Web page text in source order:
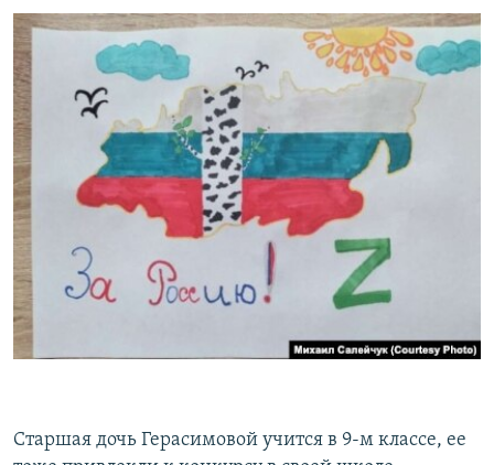
Старшая дочь Герасимовой учится в 9-м классе, ее